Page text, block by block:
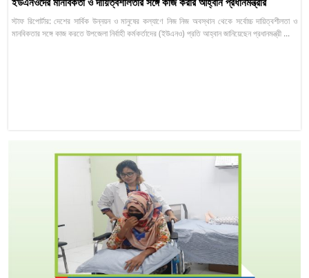
স্টাফ রিপোর্টার: দেশের সার্বিক উন্নয়ন ও মানুষের কল্যাণে নিজ নিজ অবস্থান থেকে সর্বোচ্চ দায়িত্বশীলতা ও
মানবিকতার সঙ্গে কাজ করতে উপজেলা নির্বাহী কর্মকর্তাদের (ইউএনও) প্রতি আহ্বান জানিয়েছেন প্রধানমন্ত্রী ...